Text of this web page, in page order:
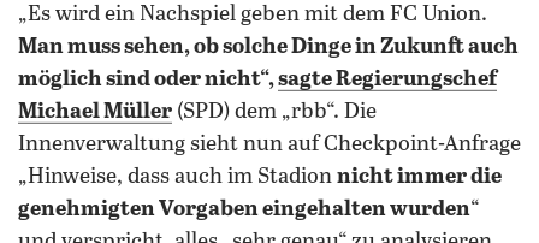
„Es wird ein Nachspiel geben mit dem FC Union.
Man muss sehen, ob solche Dinge in Zukunft auch
möglich sind oder nicht“,sagte Regierungschef
Michael Müller (SPD) dem „rbb“. Die
Innenverwaltung sieht nun auf Checkpoint-Anfrage
„Hinweise, dass auch im Stadion nicht immer die
genehmigten Vorgaben eingehalten wurden“